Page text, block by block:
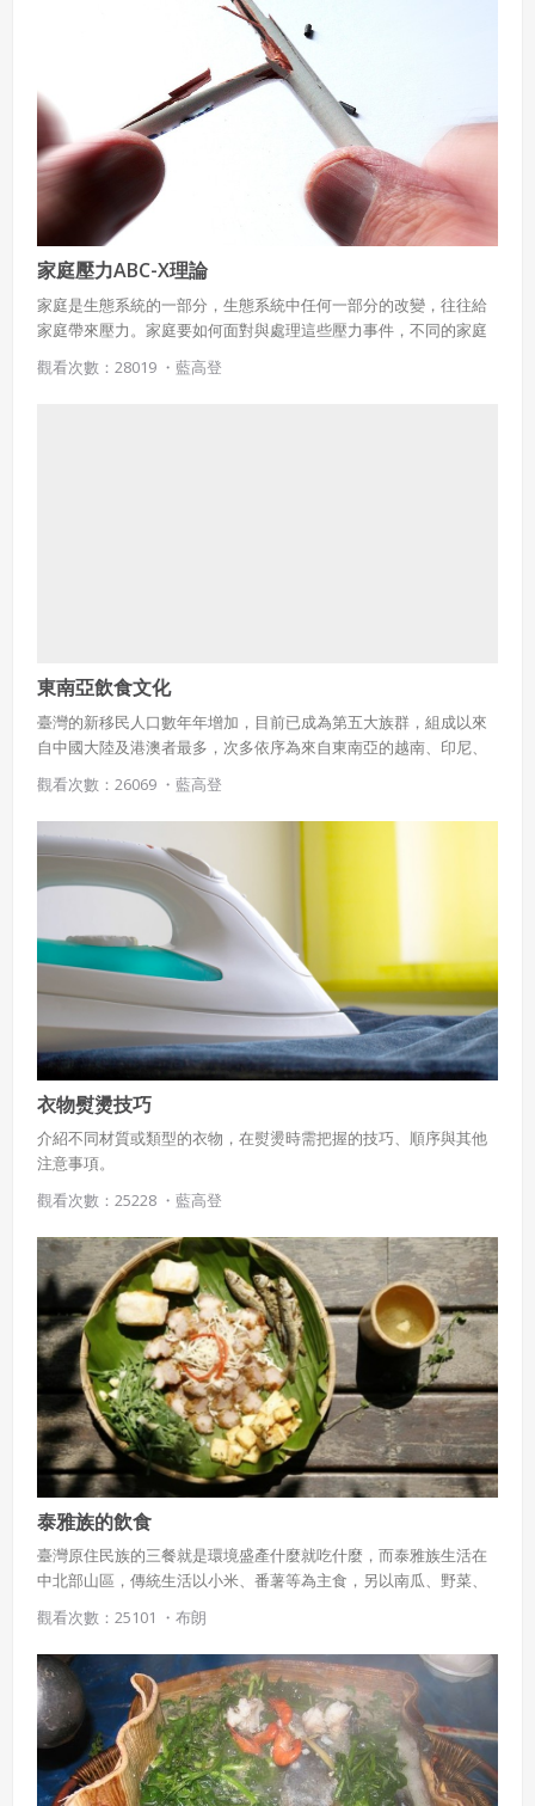
家庭壓力ABC-X理論
家庭是生態系統的一部分，生態系統中任何一部分的改變，往往給
家庭帶來壓力。家庭要如何面對與處理這些壓力事件，不同的家庭
處理的結果又如何？家庭壓力理論提供了很好的說明。
觀看次數：28019 ・ 藍高登
東南亞飲食文化
臺灣的新移民人口數年年增加，目前已成為第五大族群，組成以來
自中國大陸及港澳者最多，次多依序為來自東南亞的越南、印尼、
學習的課題，而民以食為天，從認識飲食文化入手，是接觸不同文
化的第一步。
觀看次數：26069 ・ 藍高登
衣物熨燙技巧
介紹不同材質或類型的衣物，在熨燙時需把握的技巧、順序與其他
注意事項。
觀看次數：25228 ・ 藍高登
泰雅族的飲食
臺灣原住民族的三餐就是環境盛產什麼就吃什麼，而泰雅族生活在
中北部山區，傳統生活以小米、番薯等為主食，另以南瓜、野菜、
豆類等為副食，獵肉、魚、蝦等只在農閒狩獵有所捕獲時才可享
用。現在就來看看泰雅族有哪些食材，哪些吃法吧！
觀看次數：25101 ・ 布朗